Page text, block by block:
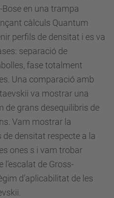
en una trampa
càlculs Quantum
perfils de densitat i es va
separació de
fase totalment
Una comparació amb
va mostrar una
de grans desequilibris de
Vam mostrar la
densitat respecte a la
ones s i vam trobar
de Gross-
d’aplicabilitat de les